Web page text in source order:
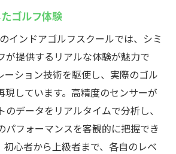
ゴルフ体験
インドアゴルフスクールでは、シミ
が提供するリアルな体験が魅力で
ーション技術を駆使し、実際のゴル
現しています。高精度のセンサーが
データをリアルタイムで分析し、
パフォーマンスを客観的に把握でき
初心者から上級者まで、各自のレベ